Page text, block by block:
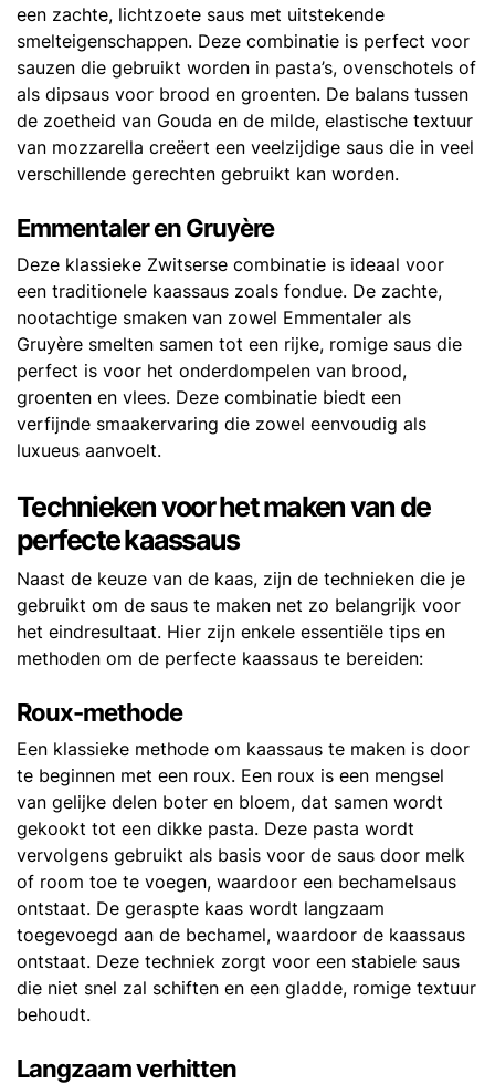
een zachte, lichtzoete saus met uitstekende
smelteigenschappen. Deze combinatie is perfect voor
sauzen die gebruikt worden in pasta’s, ovenschotels of
als dipsaus voor brood en groenten. De balans tussen
de zoetheid van Gouda en de milde, elastische textuur
van mozzarella creëert een veelzijdige saus die in veel
verschillende gerechten gebruikt kan worden.
Emmentaler en Gruyère
Deze klassieke Zwitserse combinatie is ideaal voor
een traditionele kaassaus zoals fondue. De zachte,
nootachtige smaken van zowel Emmentaler als
Gruyère smelten samen tot een rijke, romige saus die
perfect is voor het onderdompelen van brood,
groenten en vlees. Deze combinatie biedt een
verfijnde smaakervaring die zowel eenvoudig als
luxueus aanvoelt.
Technieken voor het maken van de
perfecte kaassaus
Naast de keuze van de kaas, zijn de technieken die je
gebruikt om de saus te maken net zo belangrijk voor
het eindresultaat. Hier zijn enkele essentiële tips en
methoden om de perfecte kaassaus te bereiden:
Roux-methode
Een klassieke methode om kaassaus te maken is door
te beginnen met een roux. Een roux is een mengsel
van gelijke delen boter en bloem, dat samen wordt
gekookt tot een dikke pasta. Deze pasta wordt
vervolgens gebruikt als basis voor de saus door melk
of room toe te voegen, waardoor een bechamelsaus
ontstaat. De geraspte kaas wordt langzaam
toegevoegd aan de bechamel, waardoor de kaassaus
ontstaat. Deze techniek zorgt voor een stabiele saus
die niet snel zal schiften en een gladde, romige textuur
behoudt.
Langzaam verhitten